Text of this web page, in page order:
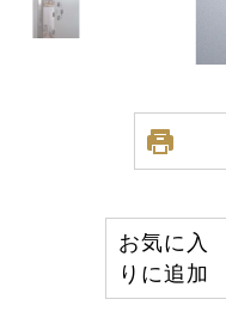
お気に入
りに追加